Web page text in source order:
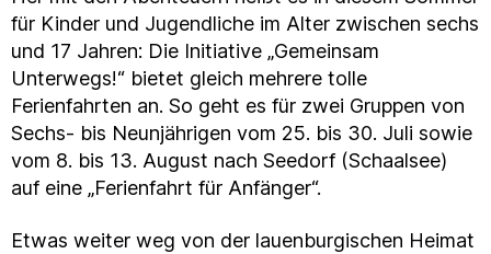
für Kinder und Jugendliche im Alter zwischen sechs
und 17 Jahren: Die Initiative „Gemeinsam
Unterwegs!“ bietet gleich mehrere tolle
Ferienfahrten an. So geht es für zwei Gruppen von
Sechs- bis Neunjährigen vom 25. bis 30. Juli sowie
vom 8. bis 13. August nach Seedorf (Schaalsee)
auf eine „Ferienfahrt für Anfänger“.
Etwas weiter weg von der lauenburgischen Heimat